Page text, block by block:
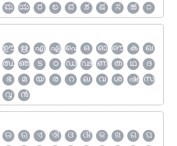
ಮ ಯ ರ ಲ ವ ಶ ಷ ಸ ಹ ೧
ഊ ഋ എ ഏ ഐ ഒ ഓ ഔ ക
ഖ
ഝ ഞ ട ഠ ഡ ഢ ണ ത ഥ
ദ
ഭ മ യ ര റ ല വ ശ ഷ
സ
൮ ൯
ଊ ଋ ଏ ଐ ଓ ଔ କ ଖ ଗ
ଘ